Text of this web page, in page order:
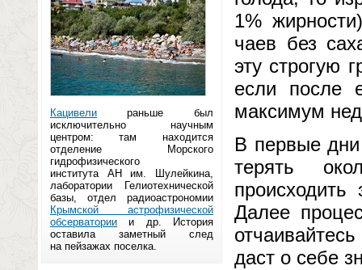
Кацивели раньше был
исключительно научным
центром: там находится
отделение Морского
гидрофизического
института АН им. Шулейкина,
лаборатории Гелиотехнической
базы, отдел радиоастрономии
Крымской астрофизической
обсерватории и др. История
оставила заметный след
на пейзажах поселка.
1%
чаев без
эту строгую
если после
максимум
В первые
терять
Далее
даст о себе